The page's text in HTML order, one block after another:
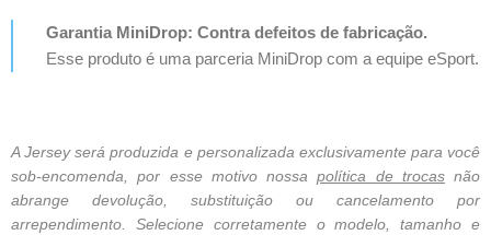
Garantia MiniDrop: Contra defeitos de fabricação.
Esse produto é uma parceria MiniDrop com a equipe eSport.
A Jersey será produzida e personalizada exclusivamente para você
sob-encomenda, por esse motivo nossapolítica de trocasnão
abrange devolução, substituição ou cancelamento por
arrependimento. Selecione corretamente o modelo, tamanho e